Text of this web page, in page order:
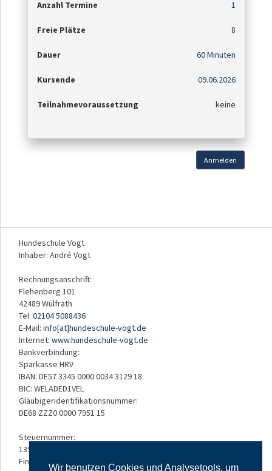
Wir benutzen Cookies und Analysetools, um
Anzahl Termine
1
Freie Plätze 8
Dauer 60 Minuten
Kursende 09.06.2026
Teilnahmevoraussetzung keine
Anmelden
Hundeschule Vogt
Inhaber: André Vogt
Rechnungsanschrift:
Flehenberg 101
42489 Wülfrath
Tel: 02104 5088436
E-Mail: info[at]hundeschule-vogt.de
Internet: www.hundeschule-vogt.de
Bankverbindung:
Sparkasse HRV
IBAN: DE57 3345 0000 0034 3129 18
BIC: WELADED1VEL
Gläubigeridentifikationsnummer:
DE68 ZZZ0 0000 7951 15
Steuernummer:
139/5234/3050
Finanzamt: